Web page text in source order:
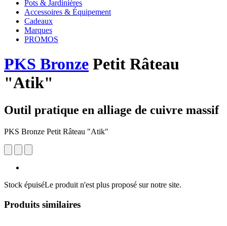
Pots & Jardinières
Accessoires & Équipement
Cadeaux
Marques
PROMOS
PKS Bronze Petit Râteau
"Atik"
Outil pratique en alliage de cuivre massif
PKS Bronze Petit Râteau "Atik"
Stock épuiséLe produit n'est plus proposé sur notre site.
Produits similaires